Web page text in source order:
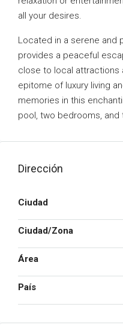
all your desires.
Located in a serene and
provides a peaceful
close to local attractions
epitome of luxury living
memories in this
pool, two bedrooms, and
Dirección
Ciudad
Ciudad/Zona
Área
País